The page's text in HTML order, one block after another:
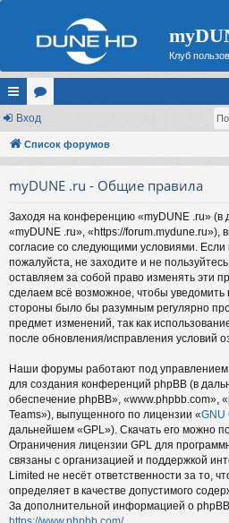
Клуб
с
ы
ор
ум
Вход
Список форумов
myDUNE .ru - Общие правила
Заходя на конференцию «myDUNE .ru»
«myDUNE .ru», «https://forum.mydune.ru»),
согласие со следующими условиями.
пожалуйста, не заходите и не
оставляем за собой право изменять эти
сделаем всё возможное, чтобы уведомить
стороны было бы разумным регулярно
предмет изменений, так как
после обновления/исправления условий
Наши форумы работают под управлением
для создания конференций phpBB (в
обеспечение phpBB», «www.phpbb.com»,
Teams»), выпущенного по лицензии «GNU
дальнейшем «GPL»). Скачать его можно
Ограничения лицензии GPL для
связаны с организацией и поддержкой
Limited не несёт ответственности за то,
определяет в качестве допустимого
За дополнительной информацией о